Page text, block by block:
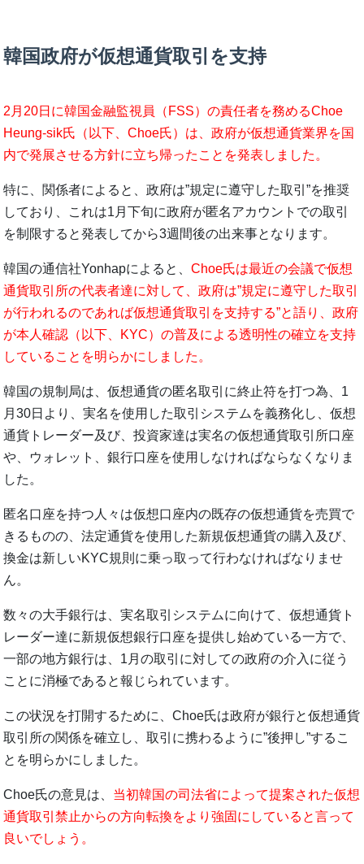
韓国政府が仮想通貨取引を支持
2月20日に韓国金融監視員（FSS）の責任者を務めるChoe
Heung-sik氏（以下、Choe氏）は、政府が仮想通貨業界を国
内で発展させる方針に立ち帰ったことを発表しました。
特に、関係者によると、政府は”規定に遵守した取引”を推奨
しており、これは1月下旬に政府が匿名アカウントでの取引
を制限すると発表してから3週間後の出来事となります。
韓国の通信社Yonhapによると、Choe氏は最近の会議で仮想
通貨取引所の代表者達に対して、政府は”規定に遵守した取引
が行われるのであれば仮想通貨取引を支持する”と語り、政府
が本人確認（以下、KYC）の普及による透明性の確立を支持
していることを明らかにしました。
韓国の規制局は、仮想通貨の匿名取引に終止符を打つ為、1
月30日より、実名を使用した取引システムを義務化し、仮想
通貨トレーダー及び、投資家達は実名の仮想通貨取引所口座
や、ウォレット、銀行口座を使用しなければならなくなりま
した。
匿名口座を持つ人々は仮想口座内の既存の仮想通貨を売買で
きるものの、法定通貨を使用した新規仮想通貨の購入及び、
換金は新しいKYC規則に乗っ取って行わなければなりませ
ん。
数々の大手銀行は、実名取引システムに向けて、仮想通貨ト
レーダー達に新規仮想銀行口座を提供し始めている一方で、
一部の地方銀行は、1月の取引に対しての政府の介入に従う
ことに消極であると報じられています。
この状況を打開するために、Choe氏は政府が銀行と仮想通貨
取引所の関係を確立し、取引に携わるように”後押し”するこ
とを明らかにしました。
Choe氏の意見は、 当初韓国の司法省によって提案された仮想
通貨取引禁止からの方向転換をより強固にしていると言って
良いでしょう。